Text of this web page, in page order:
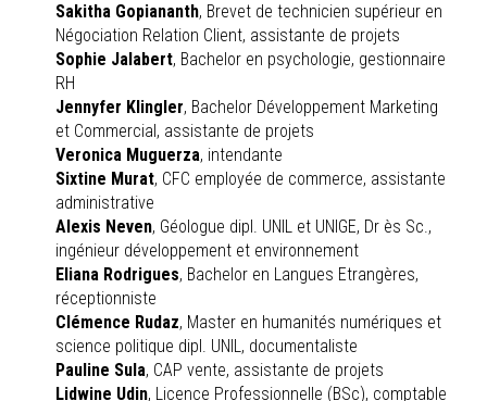
Sakitha Gopiananth, Brevet de technicien supérieur en
Négociation Relation Client, assistante de projets
Sophie Jalabert, Bachelor en psychologie, gestionnaire
RH
Jennyfer Klingler, Bachelor Développement Marketing
et Commercial, assistante de projets
Veronica Muguerza, intendante
Sixtine Murat, CFC employée de commerce, assistante
administrative
Alexis Neven, Géologue dipl. UNIL et UNIGE, Dr ès Sc.,
ingénieur développement et environnement
Eliana Rodrigues, Bachelor en Langues Etrangères,
réceptionniste
Clémence Rudaz, Master en humanités numériques et
science politique dipl. UNIL, documentaliste
Pauline Sula, CAP vente, assistante de projets
Lidwine Udin, Licence Professionnelle (BSc), comptable